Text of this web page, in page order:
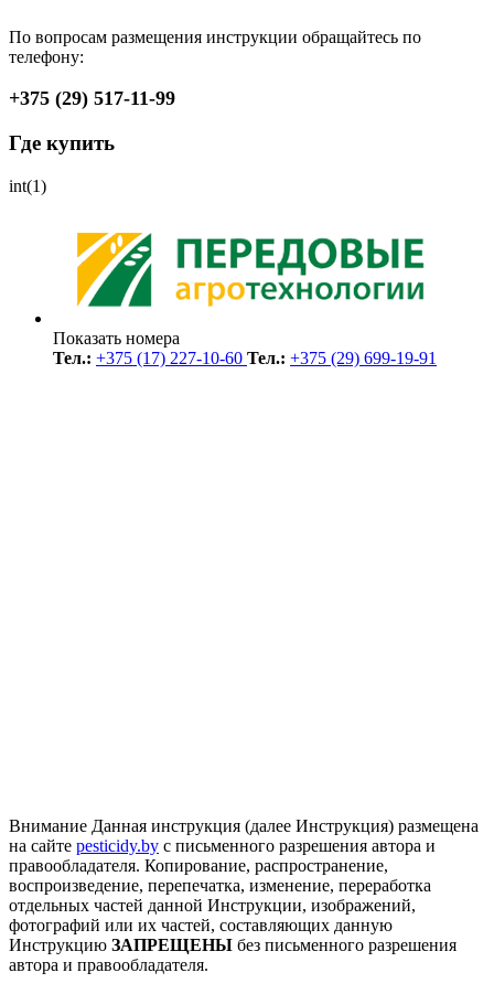
По вопросам размещения инструкции обращайтесь по
телефону:
+375 (29) 517-11-99
Где купить
int(1)
Показать номера
Тел.: +375 (17) 227-10-60 Тел.: +375 (29) 699-19-91
Внимание Данная инструкция (далее Инструкция) размещена
на сайте pesticidy.by с письменного разрешения автора и
правообладателя. Копирование, распространение,
воспроизведение, перепечатка, изменение, переработка
отдельных частей данной Инструкции, изображений,
фотографий или их частей, составляющих данную
Инструкцию ЗАПРЕЩЕНЫ без письменного разрешения
автора и правообладателя.